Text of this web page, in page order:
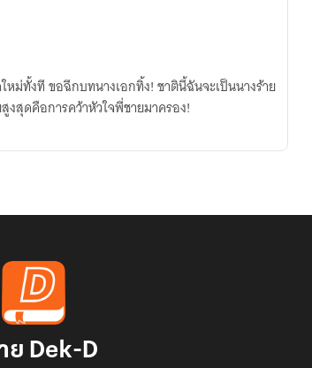
ม่ทั้งที ขอฉีกบทนางเอกทิ้ง! ชาตินี้ฉันจะเป็นนางร้าย
งสุดคือการคว้าหัวใจพี่ชายมาครอง!
ย Dek-D